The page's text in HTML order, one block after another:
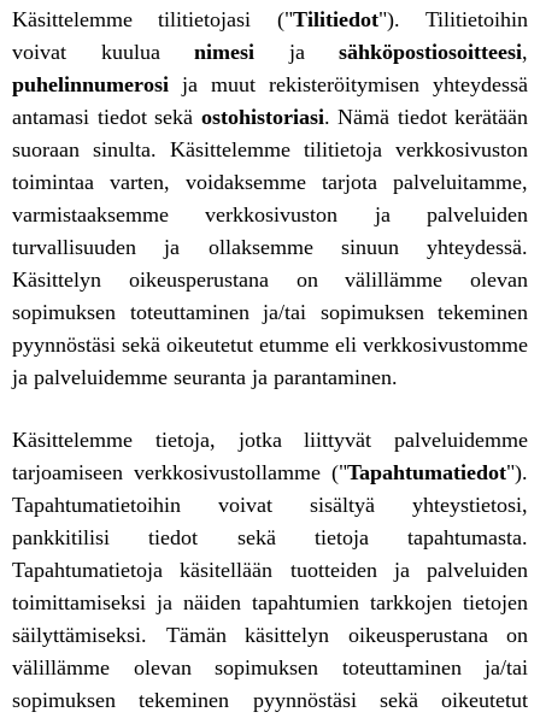
Käsittelemme tilitietojasi ("Tilitiedot"). Tilitietoihin
voivat kuulua nimesi ja sähköpostiosoitteesi,
puhelinnumerosi ja muut rekisteröitymisen yhteydessä
antamasi tiedot sekä ostohistoriasi. Nämä tiedot kerätään
suoraan sinulta. Käsittelemme tilitietoja verkkosivuston
toimintaa varten, voidaksemme tarjota palveluitamme,
varmistaaksemme verkkosivuston ja palveluiden
turvallisuuden ja ollaksemme sinuun yhteydessä.
Käsittelyn oikeusperustana on välillämme olevan
sopimuksen toteuttaminen ja/tai sopimuksen tekeminen
pyynnöstäsi sekä oikeutetut etumme eli verkkosivustomme
ja palveluidemme seuranta ja parantaminen.
Käsittelemme tietoja, jotka liittyvät palveluidemme
tarjoamiseen verkkosivustollamme ("Tapahtumatiedot").
Tapahtumatietoihin voivat sisältyä yhteystietosi,
pankkitilisi tiedot sekä tietoja tapahtumasta.
Tapahtumatietoja käsitellään tuotteiden ja palveluiden
toimittamiseksi ja näiden tapahtumien tarkkojen tietojen
säilyttämiseksi. Tämän käsittelyn oikeusperustana on
välillämme olevan sopimuksen toteuttaminen ja/tai
sopimuksen tekeminen pyynnöstäsi sekä oikeutetut